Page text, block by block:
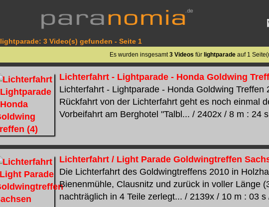
lightparade: 3 Video(s) gefunden - Seite 1
Es wurden insgesamt3 Videos für lightparade auf 1
Lichterfahrt - Lightparade - Honda Goldwing
Lichterfahrt - Lightparade - Honda Goldwing Treffen
Rückfahrt von der Lichterfahrt geht es noch einmal
Vorbeifahrt am Berghotel "Talbl... / 2402x / 8 m : 24
Lichterfahrt / Light Parade Goldwingtreffen
Die Lichterfahrt des Goldwingtreffens 2010 in
Bienenmühle, Clausnitz und zurück in voller Länge
nachträglich in 4 Teile zerlegt... / 2139x / 10 m : 03 s